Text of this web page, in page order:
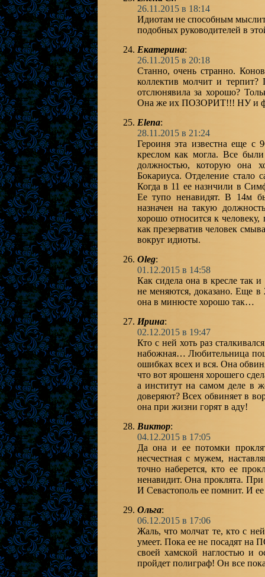
26.11.2015 в 18:14
Идиотам не способным
подобных руководителей в
Екатерина:
26.11.2015 в 20:18
Станно, очень странно.
коллектив молчит и терпит?
отслюнявила за хорошо?
Она же их ПОЗОРИТ!!! НУ и фсб
Elena:
28.11.2015 в 21:24
Героиня эта известна еще с
креслом как могла. Все
должностью, которую она
Бокариуса. Отделение стало
Когда в 11 ее назнчили в
Ее тупо ненавидят. В 14м
назначен на такую
хорошо относится к
как презерватив человек
вокруг идиоты.
Oleg:
01.12.2015 в 14:58
Как сидела она в кресле так
не меняются, доказано. Еще в
она в минюсте хорошо так…
Ирина:
02.12.2015 в 19:47
Кто с ней хоть раз
набожная… Любительница
ошибках всех и вся. Она
что вот ярошеня хорошего
а институт на самом деле в
доверяют? Всех обвиняет в
она при жизни горят в аду!
Виктор:
04.12.2015 в 17:05
Да она и ее потомки
несчестная с мужем,
точно наберется, кто ее
ненавидит. Она проклята.
И Севастополь ее помнит. И
Ольга:
06.12.2015 в 17:06
Жаль, что молчат те, кто с
умеет. Пока ее не посадят на
своей хамской наглостью и
пройдет полиграф! Он все